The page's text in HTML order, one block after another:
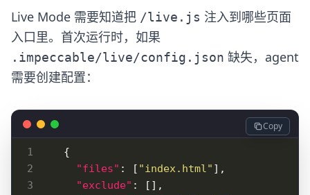
Live Mode 需要知道把 /live.js 注入到哪些页面
入口里。首次运行时，如果
.impeccable/live/config.json 缺失，agent
需要创建配置：
"files" : [ "index.html"
"exclude"
Copy